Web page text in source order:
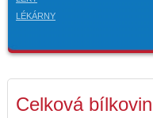
LÉKÁRNY
Celková